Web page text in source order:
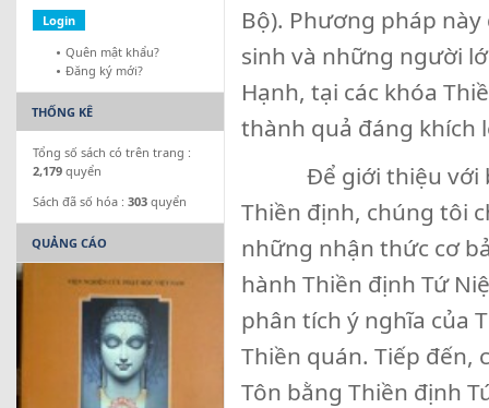
Bộ). Phương pháp
sinh và những người
Hạnh, tại các khóa
thành quả đáng khích
Để giới thiệu với
Thiền định, chúng tôi
những nhận thức cơ
hành Thiền định Tứ
phân tích ý nghĩa của
Thiền quán. Tiếp đến,
Tôn bằng Thiền định
Quên mật khẩu?
Đăng ký mới?
THỐNG KÊ
Tổng số sách có trên trang :
2,179 quyển
Sách đã số hóa : 303 quyển
QUẢNG CÁO